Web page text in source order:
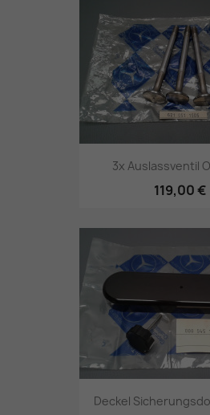
3x Auslassventil
119,00 €
Deckel